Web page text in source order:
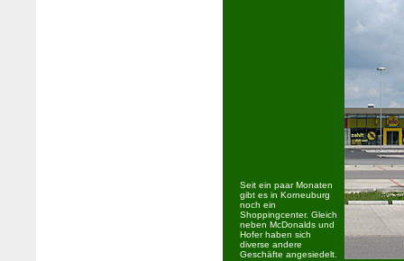
Seit ein paar Monaten
gibt es in Korneuburg
noch ein
Shoppingcenter. Gleich
neben McDonalds und
Hofer haben sich
diverse andere
Geschäfte angesiedelt.